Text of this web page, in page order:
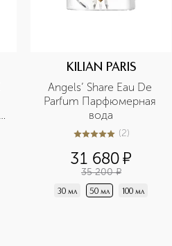
KILIAN PARIS
Angels’ Share Eau De
Parfum Парфюмерная
вода
5из 52 (2)
31 680¤
35 200 ¤
30 мл 50 мл 100 мл